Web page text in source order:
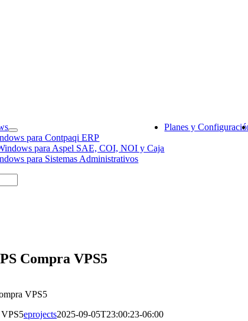
para Contpaqi ERP
para Aspel SAE, COI, NOI y Caja
para Sistemas Administrativos
Planes y
Compra VPS5
VPS5
eprojects2025-09-05T23:00:23-06:00